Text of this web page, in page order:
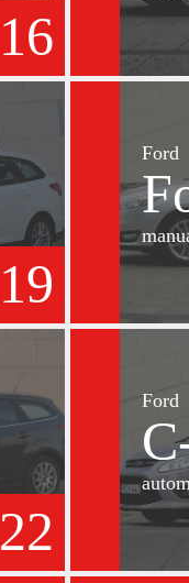
16
19
Ford
22
Ford